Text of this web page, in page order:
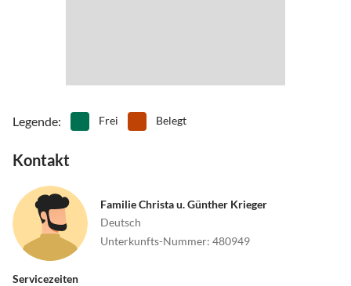
Legende: Frei Belegt
Kontakt
Familie Christa u. Günther Krieger
Deutsch
Unterkunfts-Nummer: 480949
Servicezeiten